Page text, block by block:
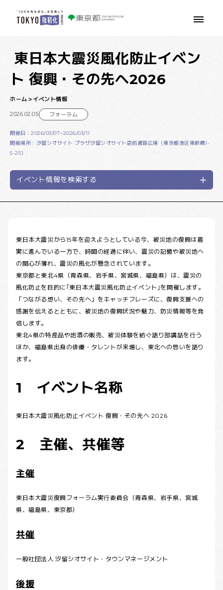
本文へ移動
東日本大震災風化防止イベン
ト 復興・その先へ2026
ホーム イベント情報
2026.02.05 フォーラム
開催日：2026/03/07~2026/03/11
開催場所：汐留シオサイト プラザ汐留シオサイト店前通路広場（東京都港区東新橋1-
5-25）
イベント情報を検索する
東日本大震災から15年を迎えようとしている今、被災地の復興は着
実に進んでいる一方で、時間の経過に伴い、震災の記憶や被災地へ
の関心が薄れ、震災の風化が懸念されています。
東京都と東北4県（青森県、岩手県、宮城県、福島県）は、震災の
風化防止を目的に｢東日本大震災風化防止イベント｣を開催します。
「つながる想い、その先へ」をキャッチフレーズに、復興支援への
感謝を伝えるとともに、被災地の復興状況や魅力、防災情報等を発
信します。
東北4県の特産品や地酒の販売、被災体験を紡ぐ語り部講話を行う
ほか、福島県出身の俳優・タレントが来場し、東北への思いを語り
ます。
1 イベント名称
東日本大震災風化防止イベント 復興・その先へ 2026
2 主催、共催等
主催
東日本大震災復興フォーラム実行委員会（青森県、岩手県、宮城
県、福島県、東京都）
共催
一般社団法人 汐留シオサイト・タウンマネージメント
後援